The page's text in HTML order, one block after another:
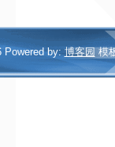
Powered by: 博客园 模